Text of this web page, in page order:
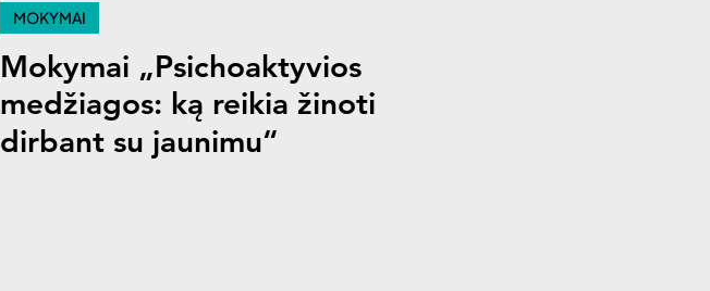
Mokymai „Psichoaktyvios
medžiagos: ką reikia žinoti
dirbant su jaunimu“
MOKYMAI